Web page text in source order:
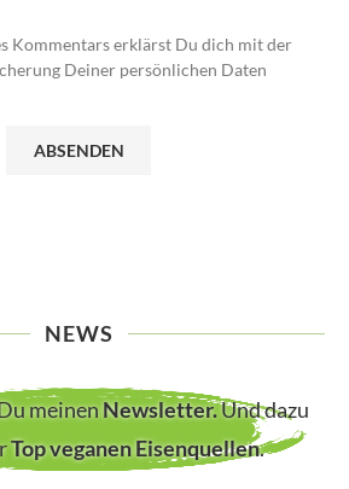
Kommentars erklärst Du dich mit der
Deiner persönlichen Daten
NEWS
meinenNewsletter.Und dazu
Top veganen Eisenquellen.